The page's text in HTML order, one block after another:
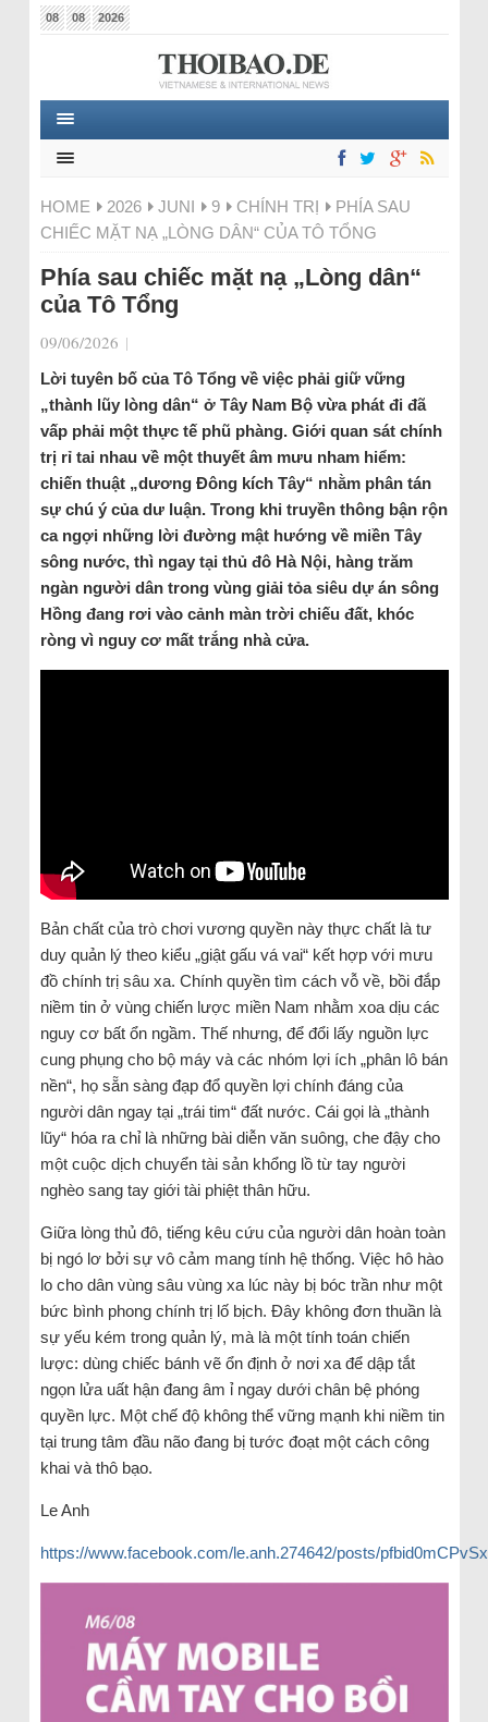
08 08 2026
HOME 2026 JUNI 9 CHÍNH TRỊ
PHÍA SAU
CHIẾC MẶT NẠ „LÒNG DÂN“ CỦA TÔ TỔNG
Phía sau chiếc mặt nạ „Lòng dân“
của Tô Tổng
09/06/2026 |
Lời tuyên bố của Tô Tổng về việc phải giữ vững
„thành lũy lòng dân“ ở Tây Nam Bộ vừa phát đi đã
vấp phải một thực tế phũ phàng. Giới quan sát chính
trị rỉ tai nhau về một thuyết âm mưu nham hiểm:
chiến thuật „dương Đông kích Tây“ nhằm phân tán
sự chú ý của dư luận. Trong khi truyền thông bận rộn
ca ngợi những lời đường mật hướng về miền Tây
sông nước, thì ngay tại thủ đô Hà Nội, hàng trăm
ngàn người dân trong vùng giải tỏa siêu dự án sông
Hồng đang rơi vào cảnh màn trời chiếu đất, khóc
ròng vì nguy cơ mất trắng nhà cửa.
Bản chất của trò chơi vương quyền này thực chất là tư
duy quản lý theo kiểu „giật gấu vá vai“ kết hợp với mưu
đồ chính trị sâu xa. Chính quyền tìm cách vỗ về, bồi đắp
niềm tin ở vùng chiến lược miền Nam nhằm xoa dịu các
nguy cơ bất ổn ngầm. Thế nhưng, để đổi lấy nguồn lực
cung phụng cho bộ máy và các nhóm lợi ích „phân lô bán
nền“, họ sẵn sàng đạp đổ quyền lợi chính đáng của
người dân ngay tại „trái tim“ đất nước. Cái gọi là „thành
lũy“ hóa ra chỉ là những bài diễn văn suông, che đậy cho
một cuộc dịch chuyển tài sản khổng lồ từ tay người
nghèo sang tay giới tài phiệt thân hữu.
Giữa lòng thủ đô, tiếng kêu cứu của người dân hoàn toàn
bị ngó lơ bởi sự vô cảm mang tính hệ thống. Việc hô hào
lo cho dân vùng sâu vùng xa lúc này bị bóc trần như một
bức bình phong chính trị lố bịch. Đây không đơn thuần là
sự yếu kém trong quản lý, mà là một tính toán chiến
lược: dùng chiếc bánh vẽ ổn định ở nơi xa để dập tắt
ngọn lửa uất hận đang âm ỉ ngay dưới chân bệ phóng
quyền lực. Một chế độ không thể vững mạnh khi niềm tin
tại trung tâm đầu não đang bị tước đoạt một cách công
khai và thô bạo.
Le Anh
https://www.facebook.com/le.anh.274642/posts/